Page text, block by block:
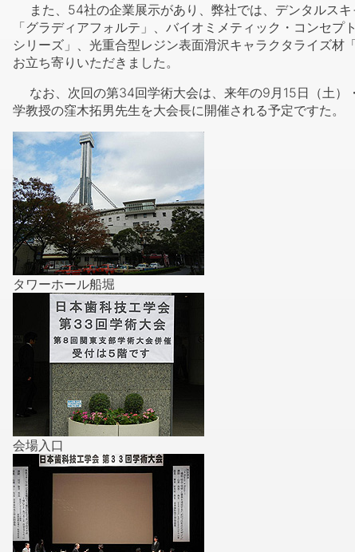
また、54社の企業展示があり、弊社では、デンタルスキ
「グラディアフォルテ」、バイオミメティック・コンセ
シリーズ」、光重合型レジン表面滑沢キャラクタライズ
お立ち寄りいただきました。
なお、次回の第34回学術大会は、来年の9月15日（土）
学教授の窪木拓男先生を大会長に開催される予定ですた。
タワーホール船堀
会場入口